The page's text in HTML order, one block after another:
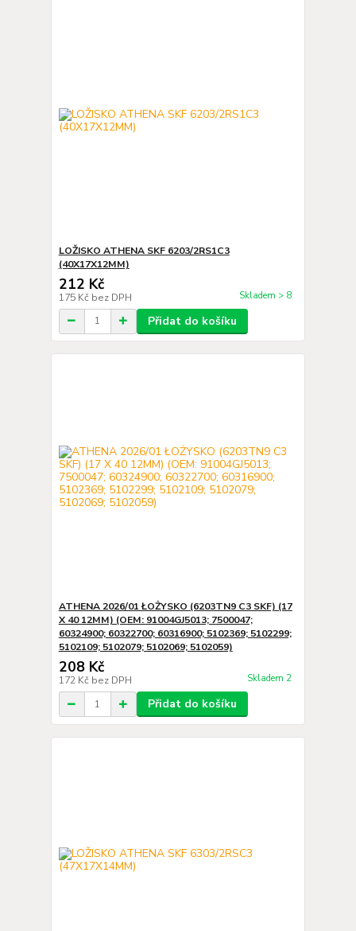
LOŽISKO ATHENA SKF 6203/2RS1C3
(40X17X12MM)
212 Kč
175 Kč bez DPH Skladem > 8
Přidat do košíku
ATHENA 2026/01 ŁOŻYSKO (6203TN9 C3 SKF) (17
X 40 12MM) (OEM: 91004GJ5013; 7500047;
60324900; 60322700; 60316900; 5102369; 5102299;
5102109; 5102079; 5102069; 5102059)
208 Kč
172 Kč bez DPH Skladem 2
Přidat do košíku